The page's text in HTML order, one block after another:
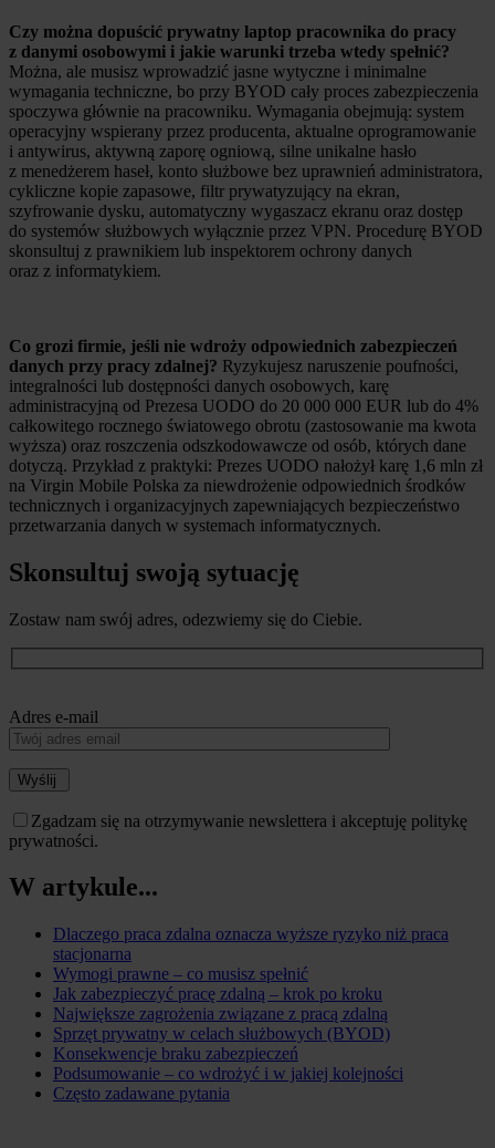
Czy można dopuścić prywatny laptop pracownika do pracy
z danymi osobowymi i jakie warunki trzeba wtedy spełnić?
Można, ale musisz wprowadzić jasne wytyczne i minimalne
wymagania techniczne, bo przy BYOD cały proces zabezpieczenia
spoczywa głównie na pracowniku. Wymagania obejmują: system
operacyjny wspierany przez producenta, aktualne oprogramowanie
i antywirus, aktywną zaporę ogniową, silne unikalne hasło
z menedżerem haseł, konto służbowe bez uprawnień administratora,
cykliczne kopie zapasowe, filtr prywatyzujący na ekran,
szyfrowanie dysku, automatyczny wygaszacz ekranu oraz dostęp
do systemów służbowych wyłącznie przez VPN. Procedurę BYOD
skonsultuj z prawnikiem lub inspektorem ochrony danych
oraz z informatykiem.
Co grozi firmie, jeśli nie wdroży odpowiednich zabezpieczeń
danych przy pracy zdalnej? Ryzykujesz naruszenie poufności,
integralności lub dostępności danych osobowych, karę
administracyjną od Prezesa UODO do 20 000 000 EUR lub do 4%
całkowitego rocznego światowego obrotu (zastosowanie ma kwota
wyższa) oraz roszczenia odszkodowawcze od osób, których dane
dotyczą. Przykład z praktyki: Prezes UODO nałożył karę 1,6 mln zł
na Virgin Mobile Polska za niewdrożenie odpowiednich środków
technicznych i organizacyjnych zapewniających bezpieczeństwo
przetwarzania danych w systemach informatycznych.
Skonsultuj swoją sytuację
Zostaw nam swój adres, odezwiemy się do Ciebie.
Adres e-mail
Wyślij
Zgadzam się na otrzymywanie newslettera i akceptuję politykę
prywatności.
W artykule...
Dlaczego praca zdalna oznacza wyższe ryzyko niż praca
stacjonarna
Wymogi prawne – co musisz spełnić
Jak zabezpieczyć pracę zdalną – krok po kroku
Największe zagrożenia związane z pracą zdalną
Sprzęt prywatny w celach służbowych (BYOD)
Konsekwencje braku zabezpieczeń
Podsumowanie – co wdrożyć i w jakiej kolejności
Często zadawane pytania